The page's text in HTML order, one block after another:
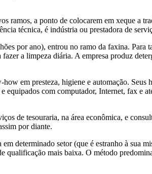
ramos, a ponto de colocarem em xeque a
técnica, é indústria ou prestadora de
por ano), entrou no ramo da faxina. Para
a limpeza diária. A empresa produz
em presteza, higiene e automação. Seus
equipados com computador, Internet, fax e
de tesouraria, na área econômica, e
por diante.
determinado setor (que é estranho à sua
qualificação mais baixa. O método